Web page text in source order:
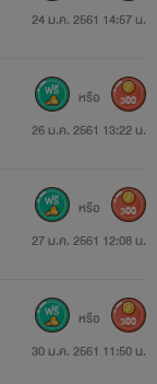
เลี้ยงดูลูกสาวตัว
โดนใครรังแกยัง
24 ม.ค. 2561 14:57 น.
26 ม.ค. 2561 13:22 น.
หรือ 300
27 ม.ค. 2561 12:08 น.
หรือ 300
30 ม.ค. 2561 11:50 น.
หรือ 300